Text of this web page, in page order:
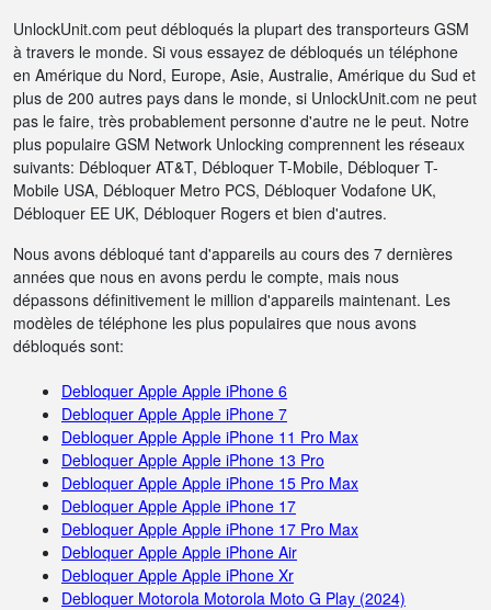
UnlockUnit.com peut débloqués la plupart des transporteurs GSM
à travers le monde. Si vous essayez de débloqués un téléphone
en Amérique du Nord, Europe, Asie, Australie, Amérique du Sud et
plus de 200 autres pays dans le monde, si UnlockUnit.com ne peut
pas le faire, très probablement personne d'autre ne le peut. Notre
plus populaire GSM Network Unlocking comprennent les réseaux
suivants: Débloquer AT&T, Débloquer T-Mobile, Débloquer T-
Mobile USA, Débloquer Metro PCS, Débloquer Vodafone UK,
Débloquer EE UK, Débloquer Rogers et bien d'autres.
Nous avons débloqué tant d'appareils au cours des 7 dernières
années que nous en avons perdu le compte, mais nous
dépassons définitivement le million d'appareils maintenant. Les
modèles de téléphone les plus populaires que nous avons
débloqués sont:
Debloquer Apple Apple iPhone 6
Debloquer Apple Apple iPhone 7
Debloquer Apple Apple iPhone 11 Pro Max
Debloquer Apple Apple iPhone 13 Pro
Debloquer Apple Apple iPhone 15 Pro Max
Debloquer Apple Apple iPhone 17
Debloquer Apple Apple iPhone 17 Pro Max
Debloquer Apple Apple iPhone Air
Debloquer Apple Apple iPhone Xr
Debloquer Motorola Motorola Moto G Play (2024)